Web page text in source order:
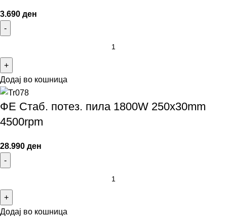
3.690 ден
Додај во кошница
ФЕ Стаб. потез. пила 1800W 250x30mm
4500rpm
28.990 ден
Додај во кошница